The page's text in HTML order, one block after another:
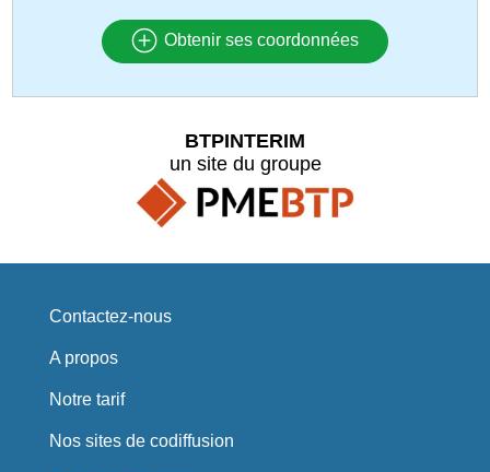
Obtenir ses coordonnées
BTPINTERIM
un site du groupe
Contactez-nous
A propos
Notre tarif
Nos sites de codiffusion